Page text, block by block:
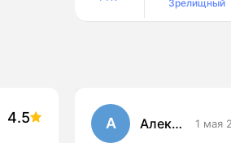
4.5 А Алексей Воронов 1 мая
Зрелищный